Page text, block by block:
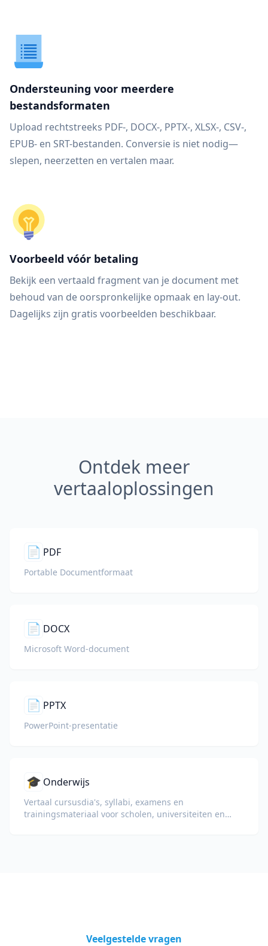
Ondersteuning voor meerdere
bestandsformaten
Upload rechtstreeks PDF-, DOCX-, PPTX-, XLSX-, CSV-,
EPUB- en SRT-bestanden. Conversie is niet nodig—
slepen, neerzetten en vertalen maar.
Voorbeeld vóór betaling
Bekijk een vertaald fragment van je document met
behoud van de oorspronkelijke opmaak en lay-out.
Dagelijks zijn gratis voorbeelden beschikbaar.
Ontdek meer
vertaaloplossingen
📄 PDF
Portable Documentformaat
📄 DOCX
Microsoft Word-document
📄 PPTX
PowerPoint-presentatie
🎓 Onderwijs
Vertaal cursusdia's, syllabi, examens en
trainingsmateriaal voor scholen, universiteiten en
Veelgestelde vragen